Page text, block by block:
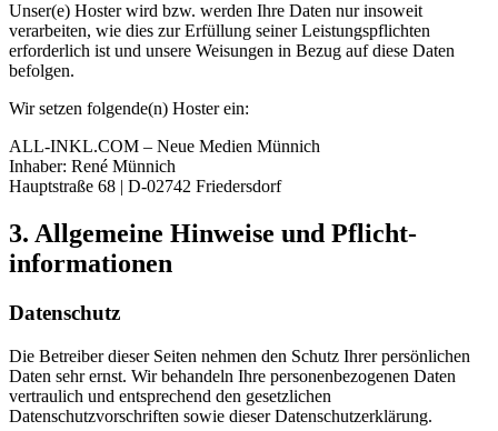
Unser(e) Hoster wird bzw. werden Ihre Daten nur insoweit
verarbeiten, wie dies zur Erfüllung seiner Leistungspflichten
erforderlich ist und unsere Weisungen in Bezug auf diese Daten
befolgen.
Wir setzen folgende(n) Hoster ein:
ALL-INKL.COM – Neue Medien Münnich
Inhaber: René Münnich
Hauptstraße 68 | D-02742 Friedersdorf
3. Allgemeine Hinweise und Pflicht­
informationen
Datenschutz
Die Betreiber dieser Seiten nehmen den Schutz Ihrer persönlichen
Daten sehr ernst. Wir behandeln Ihre personenbezogenen Daten
vertraulich und entsprechend den gesetzlichen
Datenschutzvorschriften sowie dieser Datenschutzerklärung.